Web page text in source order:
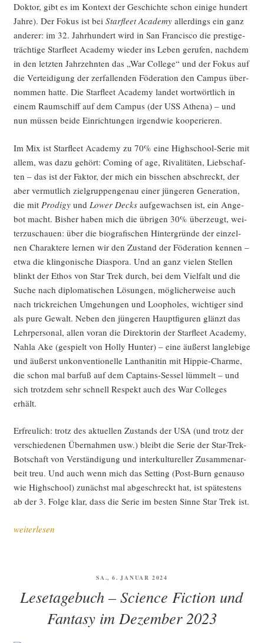
Dok­tor, gibt es im Kon­text der Geschich­te schon eini­ge hun­dert
Jah­re). Der Fokus ist bei Star­fleet Aca­de­my aller­dings ein ganz
ande­rer: im 32. Jahr­hun­dert wird in San Fran­cis­co die pres­ti­ge­
träch­ti­ge Star­fleet Aca­de­my wie­der ins Leben geru­fen, nach­dem
in den letz­ten Jahr­zehn­ten das „War Col­lege“ und der Fokus auf
die Ver­tei­di­gung der zer­fal­len­den Föde­ra­ti­on den Cam­pus über­
nom­men hat­te. Die Star­fleet Aca­de­my lan­det wort­wört­lich in
einem Raum­schiff auf dem Cam­pus (der USS Athe­na) – und
nun müs­sen bei­de Ein­rich­tun­gen irgend­wie kooperieren.
Im Mix ist Star­fleet Aca­de­my zu 70% eine High­school-Serie mit
allem, was dazu gehört: Coming of age, Riva­li­tä­ten, Lieb­schaf­
ten – das ist der Fak­tor, der mich ein biss­chen abschreckt, der
aber ver­mut­lich ziel­grup­pen­ge­nau einer jün­ge­ren Gene­ra­ti­on,
die mit Pro­di­gy und Lower Decks auf­ge­wach­sen ist, ein Ange­
bot macht. Bis­her haben mich die übri­gen 30% über­zeugt, wei­
ter­zu­schau­en: über die bio­gra­fi­schen Hin­ter­grün­de der ein­zel­
nen Cha­rak­te­re ler­nen wir den Zustand der Föde­ra­ti­on ken­nen –
etwa die klin­go­ni­sche Dia­spo­ra. Und an ganz vie­len Stel­len
blinkt der Ethos von Star Trek durch, bei dem Viel­falt und die
Suche nach diplo­ma­ti­schen Lösun­gen, mög­li­cher­wei­se auch
nach trick­rei­chen Umge­hun­gen und Loopho­les, wich­ti­ger sind
als pure Gewalt. Neben den jün­ge­ren Haupt­fi­gu­ren glänzt das
Lehr­per­so­nal, allen vor­an die Direk­to­rin der Star­fleet Aca­de­my,
Nahla Ake (gespielt von Hol­ly Hun­ter) – eine äußerst lang­le­bi­ge
und äußerst unkon­ven­tio­nel­le Lan­tha­ni­tin mit Hip­pie-Charme,
die schon mal bar­fuß auf dem Cap­ta­ins-Ses­sel lüm­melt – und
sich trotz­dem sehr schnell Respekt auch des War Col­leges
erhält.
Erfreu­lich: trotz des aktu­el­len Zustands der USA (und trotz der
ver­schie­de­nen Über­nah­men usw.) bleibt die Serie der Star-Trek-
Bot­schaft von Ver­stän­di­gung und inter­kul­tu­rel­ler Zusam­men­ar­
beit treu. Und auch wenn mich das Set­ting (Post-Burn genau­so
wie High­school) zunächst mal abge­schreckt hat, ist spä­tes­tens
ab der 3. Fol­ge klar, dass die Serie im bes­ten Sin­ne Star Trek ist.
„Sci­
Fan­
weiterlesen
VERÖFFENTLICHT
SA., 6. JANUAR 2024
Lesetagebuch – Science Fiction und
Fantasy im Dezember 2023